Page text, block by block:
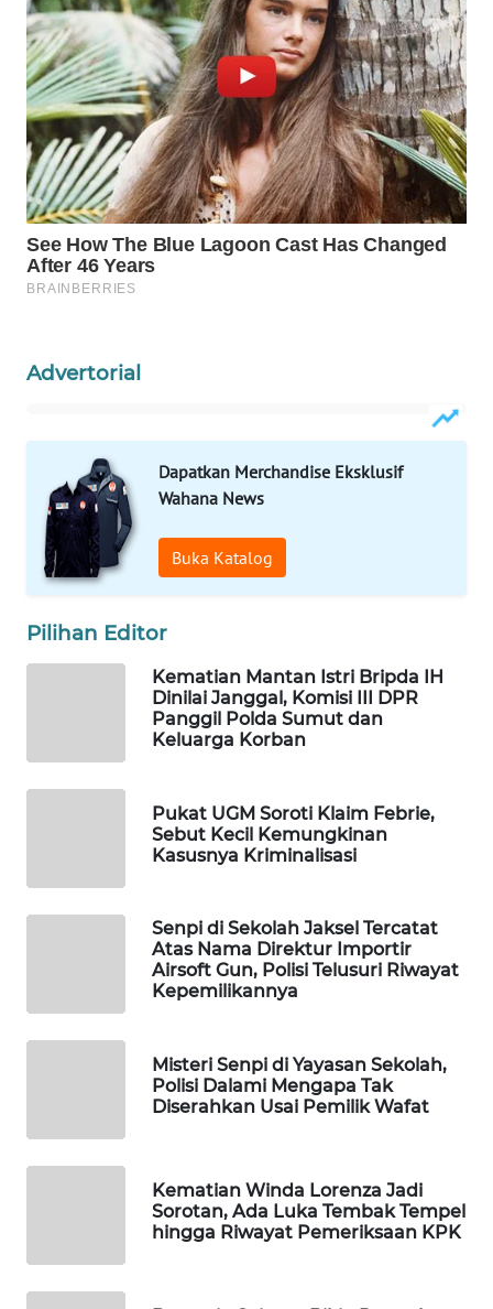
Advertorial
Dapatkan Merchandise Eksklusif
Wahana News
Buka Katalog
Pilihan Editor
Kematian Mantan Istri Bripda IH
Dinilai Janggal, Komisi III DPR
Panggil Polda Sumut dan
Keluarga Korban
Pukat UGM Soroti Klaim Febrie,
Sebut Kecil Kemungkinan
Kasusnya Kriminalisasi
Senpi di Sekolah Jaksel Tercatat
Atas Nama Direktur Importir
Airsoft Gun, Polisi Telusuri Riwayat
Kepemilikannya
Misteri Senpi di Yayasan Sekolah,
Polisi Dalami Mengapa Tak
Diserahkan Usai Pemilik Wafat
Kematian Winda Lorenza Jadi
Sorotan, Ada Luka Tembak Tempel
hingga Riwayat Pemeriksaan KPK
WAHANA
TANI
WAHANA
ADVOKAT
WAHANA
INFRASTRUKTUR
WAHANA
KONSUMEN
LISTRIK
TRAVEL
WAHANA
TV
WAHANANEWS
WAHANANEWS
NET
WAHANA